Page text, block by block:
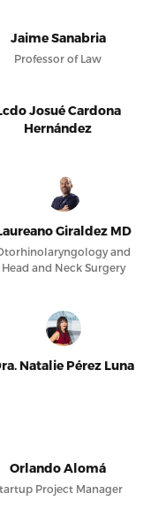
Jaime Sanabria
Professor of Law
Josué Cardona
Hernández
Giraldez MD
and
Head and Neck Surgery
Natalie Pérez Luna
Orlando Alomá
Project Manager